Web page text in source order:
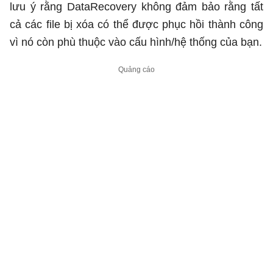
lưu ý rằng DataRecovery không đảm bảo rằng tất
cả các file bị xóa có thể được phục hồi thành công
vì nó còn phù thuộc vào cấu hình/hệ thống của bạn.